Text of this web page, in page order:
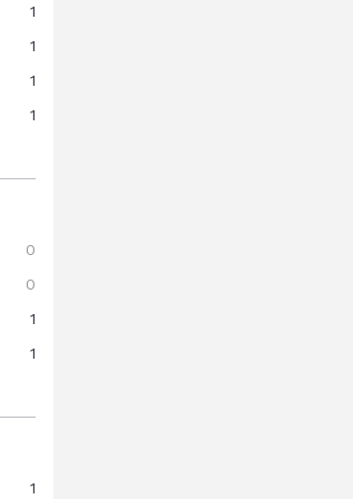
1
1
1
1
0
0
1
1
1